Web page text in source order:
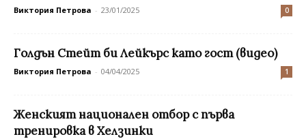
Виктория Петрова - 23/01/2025 0
Голдън Стейт би Лейкърс като гост (видео)
Виктория Петрова - 04/04/2025 1
Женският национален отбор с първа
тренировка в Хелзинки